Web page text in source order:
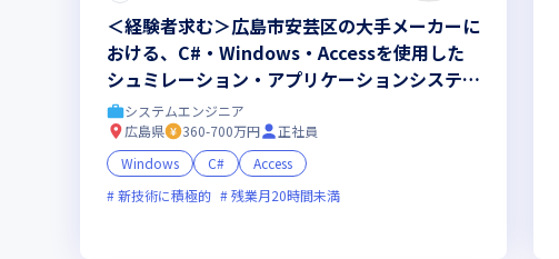
＜経験者求む＞広島市安芸区の大手メーカーに
おける、C#・Windows・Accessを使用した
シュミレーション・アプリケーションシステム
の開発をおまかせします／取引先各社から大き
な信頼と高い評価を得ています
システムエンジニア
広島県
360-700万円
正社員
Windows
C#
Access
新技術に積極的
残業月20時間未満